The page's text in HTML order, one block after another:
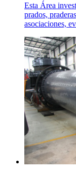
Esta Área
prados,
asociaciones,